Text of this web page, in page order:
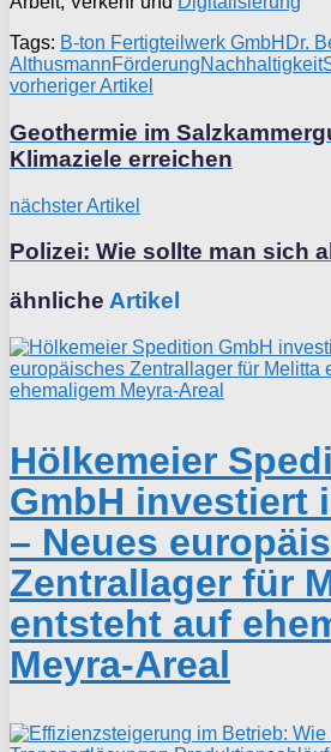
Tags: B-ton Fertigteilwerk GmbH Dr.
AlthusmannFörderungNachhaltigkeit
vorheriger Artikel
Geothermie im
Klimaziele erreichen
nächster Artikel
Polizei: Wie sollte man sich
ähnliche Artikel
Hölkemeier
GmbH investiert
– Neues
Zentrallager für
entsteht auf
Meyra-Areal